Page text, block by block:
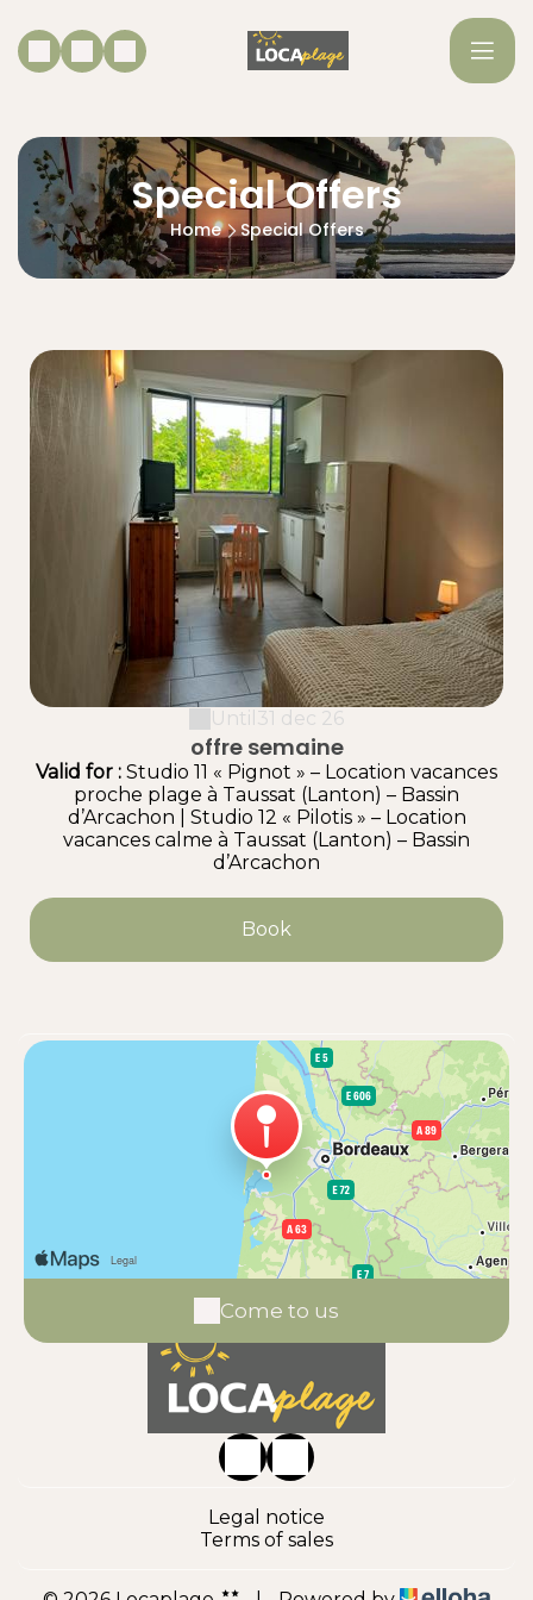
Special Offers
Home Special Offers
Until 31 dec 26
offre semaine
Valid for : Studio 11 « Pignot » – Location vacances
proche plage à Taussat (Lanton) – Bassin
d’Arcachon
Studio 12 « Pilotis » – Location
vacances calme à Taussat (Lanton) – Bassin
d’Arcachon
Book
Come to us
Legal notice
Terms of sales